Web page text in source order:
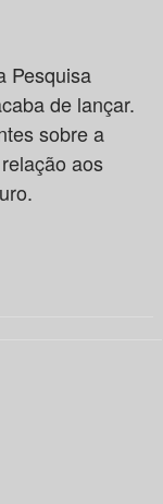
Pesquisa
de lançar.
sobre a
aos